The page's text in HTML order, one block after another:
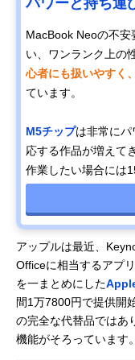
MacBook Neoの不
い、ワンランク上の
心者にも扱いやすく
ています。
M5チップは非常にパ
応する作品が増えて
作業したい場合には
アップルは最近、
Officeに相当するアプ
を一まとめにした
間1万7800円で提供開
の完全な代替品ではあ
機能がそろっています。